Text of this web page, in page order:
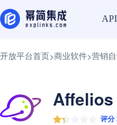
开放平台首页>商业软件>营销
Affelios
评分